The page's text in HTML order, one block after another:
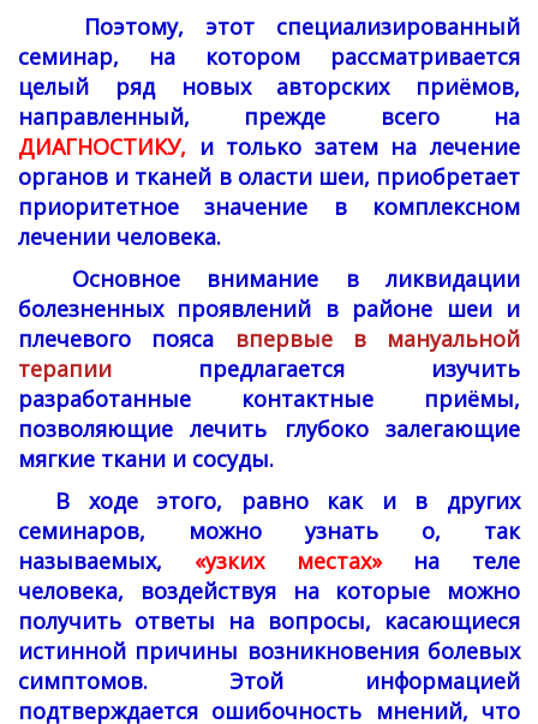
Поэтому, этот специализированный
семинар, на котором рассматривается
целый ряд новых авторских приёмов,
направленный, прежде всего на
ДИАГНОСТИКУ, и только затем на лечение
органов и тканей в оласти шеи, приобретает
приоритетное значение в комплексном
лечении человека.
Основное внимание в ликвидации
болезненных проявлений в районе шеи и
плечевого пояса впервые в мануальной
терапии предлагается изучить
разработанные контактные приёмы,
позволяющие лечить глубоко залегающие
мягкие ткани и сосуды.
В ходе этого, равно как и в других
семинаров, можно узнать о, так
называемых, «узких местах»на теле
человека, воздействуя на которые можно
получить ответы на вопросы, касающиеся
истинной причины возникновения болевых
симптомов. Этой информацией
подтверждается ошибочность мнений, что